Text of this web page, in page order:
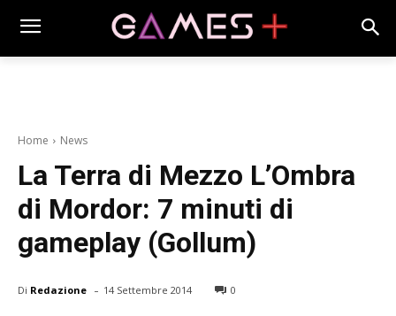
Home News
La Terra di Mezzo L’Ombra
di Mordor: 7 minuti di
gameplay (Gollum)
Di Redazione - 14 Settembre 2014 0